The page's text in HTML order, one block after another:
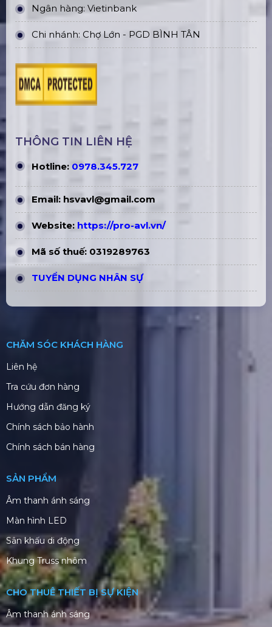
Ngân hàng: Vietinbank
Chi nhánh: Chợ Lớn - PGD BÌNH TÂN
THÔNG TIN LIÊN HỆ
Hotline: 0978.345.727
Email: hsvavl@gmail.com
Website: https://pro-avl.vn/
Mã số thuế: 0319289763
TUYỂN DỤNG NHÂN SỰ
CHĂM SÓC KHÁCH HÀNG
Liên hệ
Tra cứu đơn hàng
Hướng dẫn đăng ký
Chính sách bảo hành
Chính sách bán hàng
SẢN PHẨM
Âm thanh ánh sáng
Màn hình LED
Sân khấu di động
Khung Truss nhôm
CHO THUÊ THIẾT BỊ SỰ KIỆN
Âm thanh ánh sáng